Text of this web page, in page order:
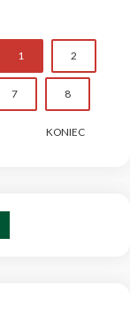
1 2
7 8
KONIEC